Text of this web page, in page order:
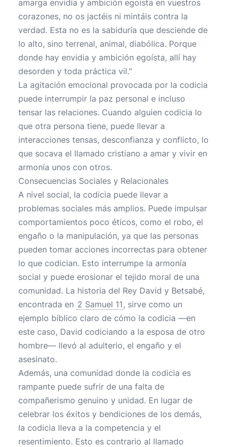
amarga envidia y ambición egoísta en vuestros
corazones, no os jactéis ni mintáis contra la
verdad. Esta no es la sabiduría que desciende de
lo alto, sino terrenal, animal, diabólica. Porque
donde hay envidia y ambición egoísta, allí hay
desorden y toda práctica vil."
La agitación emocional provocada por la codicia
puede interrumpir la paz personal e incluso
tensar las relaciones. Cuando alguien codicia lo
que otra persona tiene, puede llevar a
interacciones tensas, desconfianza y conflicto, lo
que socava el llamado cristiano a amar y vivir en
armonía unos con otros.
Consecuencias Sociales y Relacionales
A nivel social, la codicia puede llevar a
problemas sociales más amplios. Puede impulsar
comportamientos poco éticos, como el robo, el
engaño o la manipulación, ya que las personas
pueden tomar acciones incorrectas para obtener
lo que codician. Esto interrumpe la armonía
social y puede erosionar el tejido moral de una
comunidad. La historia del Rey David y Betsabé,
encontrada en 2 Samuel 11, sirve como un
ejemplo bíblico claro de cómo la codicia —en
este caso, David codiciando a la esposa de otro
hombre— llevó al adulterio, el engaño y el
asesinato.
Además, una comunidad donde la codicia es
rampante puede sufrir de una falta de
compañerismo genuino y unidad. En lugar de
celebrar los éxitos y bendiciones de los demás,
la codicia lleva a la competencia y el
resentimiento. Esto es contrario al llamado